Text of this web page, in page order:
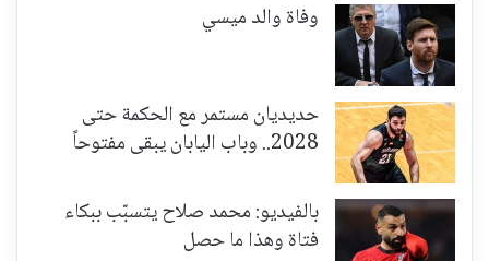
وفاة والد ميسي
حديديان مستمر مع الحكمة حتى
2028.. وباب اليابان يبقى مفتوحاً
بالفيديو: محمد صلاح يتسبّب ببكاء
فتاة وهذا ما حصل